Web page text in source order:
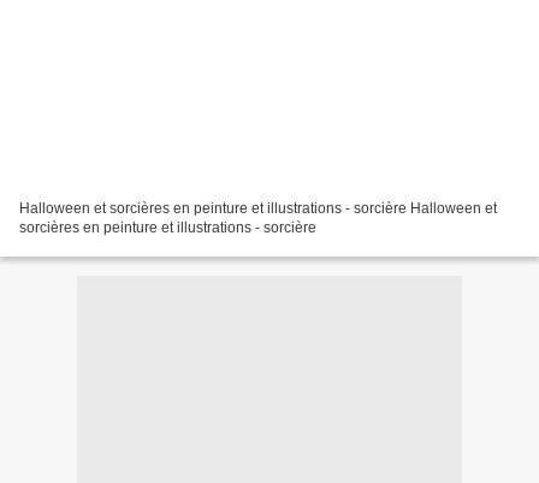
Halloween et sorcières en peinture et illustrations - sorcière Halloween et
sorcières en peinture et illustrations - sorcière